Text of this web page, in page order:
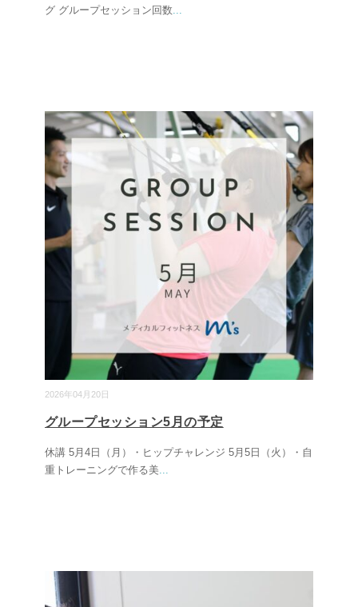
グ グループセッション回数...
2026年04月20日
グループセッション5月の予定
休講 5月4日（月）・ヒップチャレンジ 5月5日（火）・自
重トレーニングで作る美...